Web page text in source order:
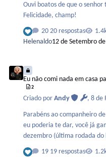
Ouvi boatos de que o
Felicidade, champ!
20 respostas
Helenaldo12 de Setembro
Eu não comi nada em casa
2
Criado porAndy ,8 de
Parabéns ao companheiro de
eu poderia te dar, você já
dezembro (última rodada do
19 respostas